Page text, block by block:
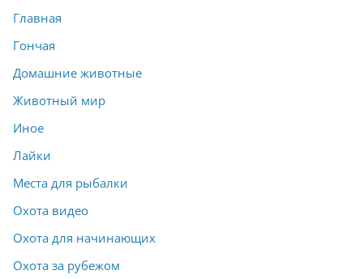
Главная
Гончая
Домашние животные
Животный мир
Иное
Лайки
Места для рыбалки
Охота видео
Охота для начинающих
Охота за рубежом